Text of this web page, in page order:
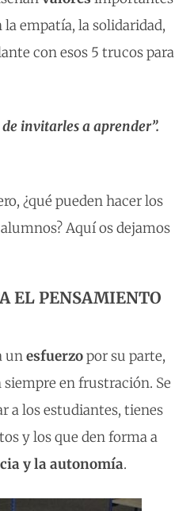
empatía, la solidaridad,
con esos 5 trucos para
invitarles a aprender”.
¿qué pueden hacer los
Aquí os dejamos
EL PENSAMIENTO
unesfuerzopor su parte,
siempre en frustración. Se
a los estudiantes, tienes
y los que den forma a
y la autonomía.